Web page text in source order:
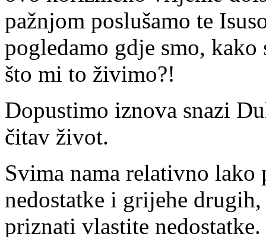
pažnjom poslušamo te
pogledamo gdje smo,
što mi to živimo?!
Dopustimo iznova snazi
čitav život.
Svima nama relativno
nedostatke i grijehe
priznati vlastite